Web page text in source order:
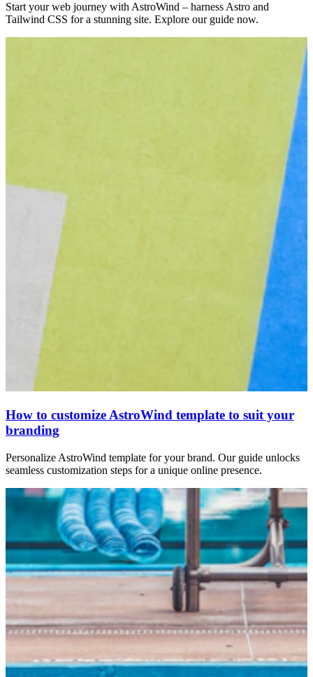
Start your web journey with AstroWind – harness Astro and
Tailwind CSS for a stunning site. Explore our guide now.
How to customize AstroWind template to suit your
branding
Personalize AstroWind template for your brand. Our guide unlocks
seamless customization steps for a unique online presence.